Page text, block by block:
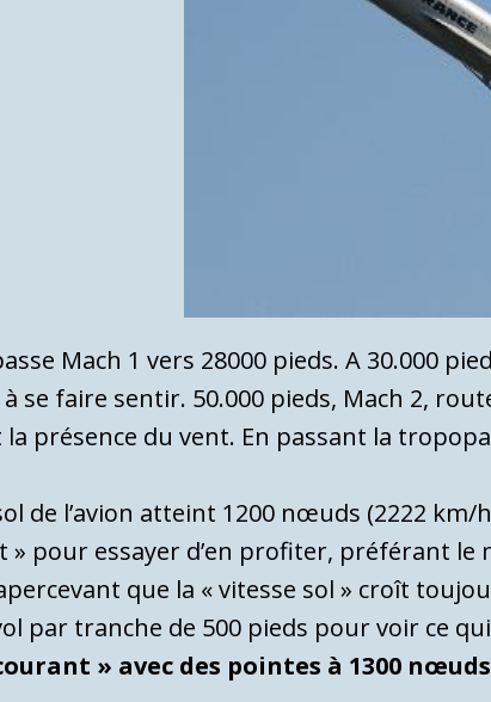
Mach 1 vers 28000 pieds. A 30.000
se faire sentir. 50.000 pieds, Mach 2,
présence du vent. En passant la
de l’avion atteint 1200 nœuds (2222
» pour essayer d’en profiter, préférant
que la « vitesse sol » croît
par tranche de 500 pieds pour voir ce
» avec des pointes à 1300 nœuds